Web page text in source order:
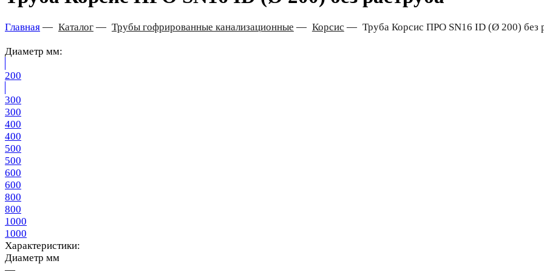
Главная — Каталог— Трубы гофрированные канализационные — Корсис — Труба Корсис ПРО SN16 ID (Ø 200) без
Диаметр мм:
200
300
300
400
400
500
500
600
600
800
800
1000
1000
Характеристики:
Диаметр мм